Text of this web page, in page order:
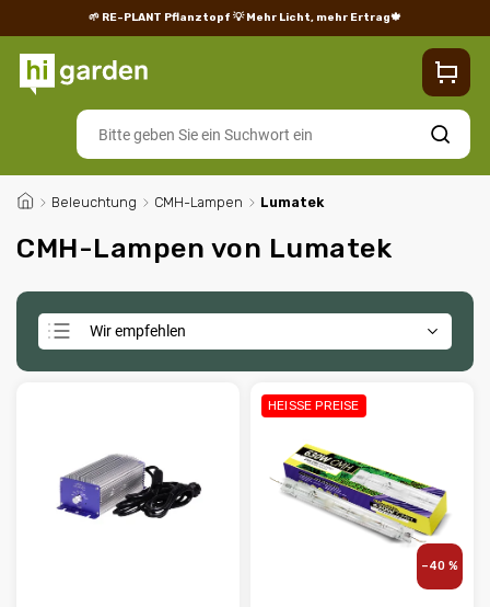
🌱 RE-PLANT Pflanztopf 💡 Mehr Licht, mehr Ertrag🍁
Suchen
/ Beleuchtung / CMH-Lampen / Lumatek
CMH-Lampen von Lumatek
Wir empfehlen
Alphabetisch
HEISSE PREISE
–40 %